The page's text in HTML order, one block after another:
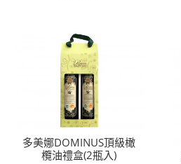
多美娜DOMINUS頂級橄
欖油禮盒(2瓶入)